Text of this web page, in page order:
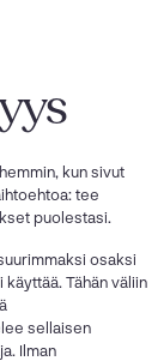
kun sivut
tee
puolestasi.
osaksi
Tähän väliin
sellaisen
Ilman